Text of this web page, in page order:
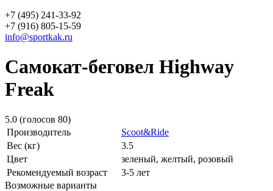
+7 (495) 241-33-92
+7 (916) 805-15-59
info@sportkak.ru
Самокат-беговел Highway
Freak
5.0 (голосов 80)
Производитель
Scoot&Ride
Вес (кг)
3.5
Цвет
зеленый, желтый, розовый
Рекомендуемый возраст
3-5 лет
Возможные варианты